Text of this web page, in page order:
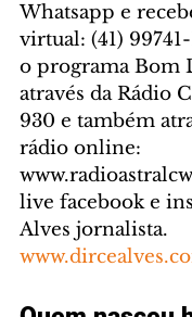
Whatsapp e
virtual: (41)
o programa Bom
através da Rádio
930 e também
rádio online:
live facebook e
Alves jornalista.